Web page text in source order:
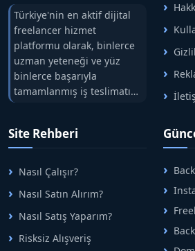
Türkiye'nin en aktif dijital
freelancer hizmet
platformu olarak, binlerce
uzman yeteneği ve yüz
binlerce başarıyla
tamamlanmış iş teslimatını
tek çatıda buluşturuyoruz.
arasındaki süreci risksiz
alışveriş sistemi ile koruyan
ticaretin güvenli
Site Rehberi
Nasıl Çalışır?
Nasıl Satın Alırım?
Nasıl Satış Yaparım?
Risksiz Alışveriş
Doğru
Yapılır